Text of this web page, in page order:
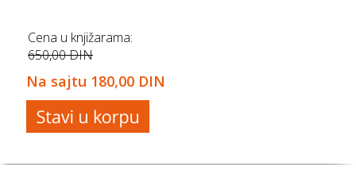
Cena u knjižarama:
650,00 DIN
Na sajtu 180,00 DIN